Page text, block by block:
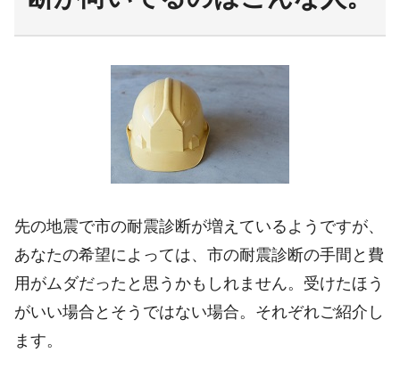
先の地震で市の耐震診断が増えているようですが、
あなたの希望によっては、市の耐震診断の手間と費
用がムダだったと思うかもしれません。受けたほう
がいい場合とそうではない場合。それぞれご紹介し
ます。